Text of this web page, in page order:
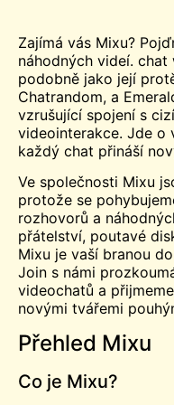
Zajímá vás Mixu?
náhodných videí. chat
podobně jako její
Chatrandom, a
vzrušující spojení s
videointerakce. Jde o
každý chat přináší
Ve společnosti Mixu
protože se
rozhovorů a
přátelství, poutavé
Mixu je vaší branou
Join s námi
videochatů a
novými tvářemi
Přehled Mixu
Co je Mixu?